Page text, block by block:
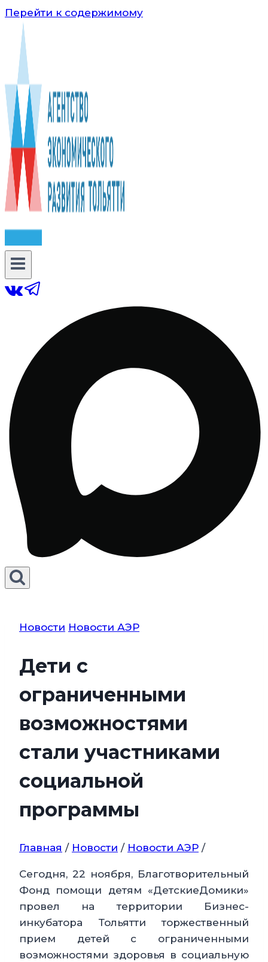
Перейти к содержимому
Новости Новости АЭР
Дети с
ограниченными
возможностями
стали участниками
социальной
программы
Главная / Новости / Новости АЭР /
Сегодня, 22 ноября, Благотворительный
Фонд помощи детям «ДетскиеДомики»
провел на территории Бизнес-
инкубатора Тольятти торжественный
прием детей с ограниченными
возможностями здоровья в социальную